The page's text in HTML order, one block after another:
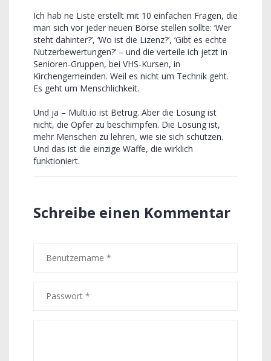
Ich hab ne Liste erstellt mit 10 einfachen Fragen, die
man sich vor jeder neuen Börse stellen sollte: ‘Wer
steht dahinter?’, ‘Wo ist die Lizenz?’, ‘Gibt es echte
Nutzerbewertungen?’ – und die verteile ich jetzt in
Senioren-Gruppen, bei VHS-Kursen, in
Kirchengemeinden. Weil es nicht um Technik geht.
Es geht um Menschlichkeit.
Und ja – Multi.io ist Betrug. Aber die Lösung ist
nicht, die Opfer zu beschimpfen. Die Lösung ist,
mehr Menschen zu lehren, wie sie sich schützen.
Und das ist die einzige Waffe, die wirklich
funktioniert.
Schreibe einen Kommentar